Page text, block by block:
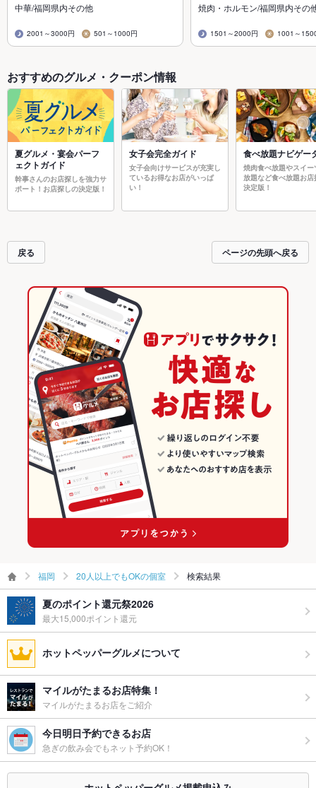
中華/福岡県内その他
2001～3000円 501～1000円
焼肉・ホルモン/福岡県内その
1501～2000円 1001～
おすすめのグルメ・クーポン情報
夏グルメ・宴会パーフ
ェクトガイド
幹事さんのお店探しを強力サ
ポート！お店探しの決定版！
女子会完全ガイド
女子会向けサービスが充実し
ているお得なお店がいっぱ
い！
食べ放題ナビゲー
焼肉食べ放題やスイー
放題など食べ放題お店
決定版！
戻る ページの先頭へ戻る
福岡 20人以上でもOKの個室 検索結果
夏のポイント還元祭2026
最大15,000ポイント還元
ホットペッパーグルメについて
マイルがたまるお店特集！
マイルがたまるお店をご紹介
今日明日予約できるお店
急ぎの飲み会でもネット予約OK！